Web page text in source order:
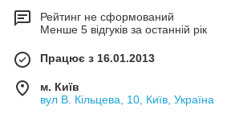
Рейтинг не сформований
Менше 5 відгуків за останній рік
Працює з 16.01.2013
м. Київ
вул В. Кільцева, 10, Київ, Україна